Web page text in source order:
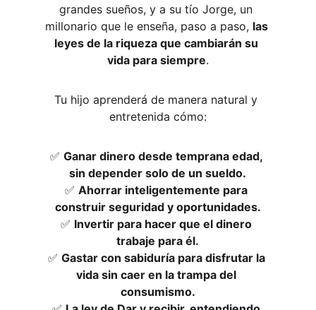
grandes sueños, y a su tío Jorge, un
millonario que le enseña, paso a paso, las
leyes de la riqueza que cambiarán su
vida para siempre.
Tu hijo aprenderá de manera natural y
entretenida cómo:
✅ Ganar dinero desde temprana edad,
sin depender solo de un sueldo.
✅ Ahorrar inteligentemente para
construir seguridad y oportunidades.
✅ Invertir para hacer que el dinero
trabaje para él.
✅ Gastar con sabiduría para disfrutar la
vida sin caer en la trampa del
consumismo.